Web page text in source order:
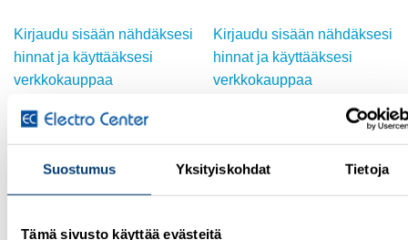
Suostumus Yksityiskohdat Tietoja
Tämä sivusto käyttää evästeitä
Kirjaudu sisään nähdäksesi
hinnat ja käyttääksesi
verkkokauppaa
Kirjaudu sisään nähdäksesi
hinnat ja käyttääksesi
verkkokauppaa
Add to
Add to